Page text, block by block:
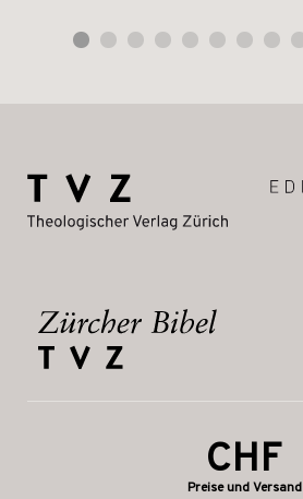
CHF
Preise und Versand